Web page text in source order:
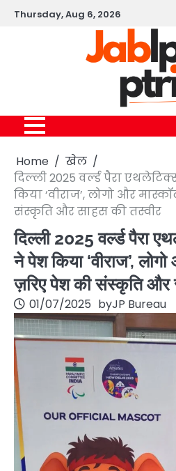
SkipThursday, Aug 6, 2026
Home
खेल
दिल्ली 2025 वर्ल्ड पैरा
किया ‘वीराज’, लोगो और
संस्कृति और साहस की तस्वीर
दिल्ली 2025 वर्ल्ड पैरा
ने पेश किया ‘वीराज’,
ज़रिए पेश की संस्कृति और
01/07/2025 byJP Bureau